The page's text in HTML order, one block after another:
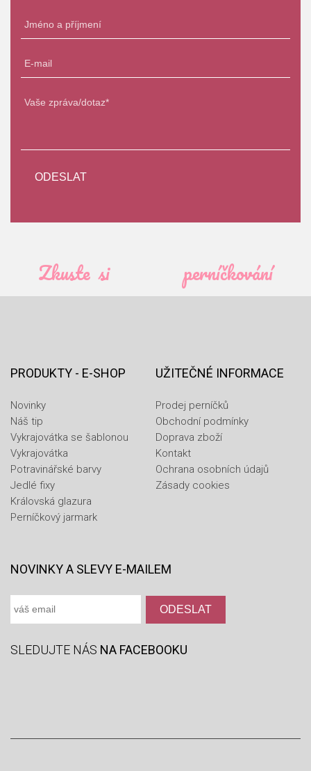
Zkuste si perníčkování
PRODUKTY - E-SHOP
Novinky
Náš tip
Vykrajovátka se šablonou
Vykrajovátka
Potravinářské barvy
Jedlé fixy
Královská glazura
Perníčkový jarmark
UŽITEČNÉ INFORMACE
Prodej perníčků
Obchodní podmínky
Doprava zboží
Kontakt
Ochrana osobních údajů
Zásady cookies
NOVINKY A SLEVY E-MAILEM
SLEDUJTE NÁS NA FACEBOOKU